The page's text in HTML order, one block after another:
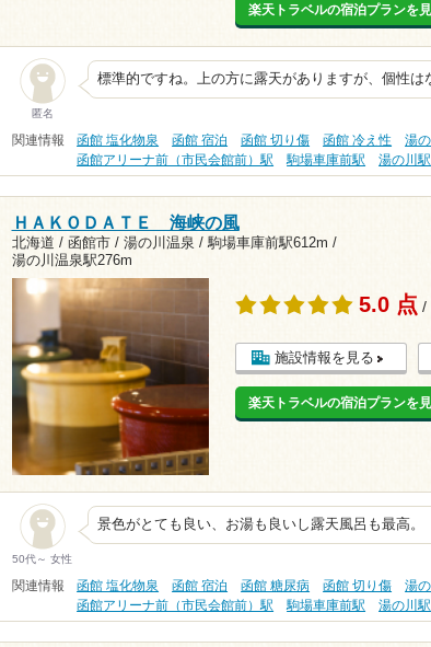
楽天トラベルの宿泊プランを
匿名
標準的ですね。上の方に露天がありますが、個性は
関連情報 函館 塩化物泉 函館 宿泊 函館 切り傷 函館 冷え性
湯
函館アリーナ前（市民会館前）駅
駒場車庫前駅 湯の川駅
ＨＡＫＯＤＡＴＥ 海峡の風
北海道 / 函館市 / 湯の川温泉 /駒場車庫前駅612m /
湯の川温泉駅276m
5.0 点 /
施設情報を見る
楽天トラベルの宿泊プランを
50代～ 女性
景色がとても良い、お湯も良いし露天風呂も最高。
関連情報 函館 塩化物泉 函館 宿泊 函館 糖尿病 函館 切り傷
湯
函館アリーナ前（市民会館前）駅
駒場車庫前駅 湯の川駅